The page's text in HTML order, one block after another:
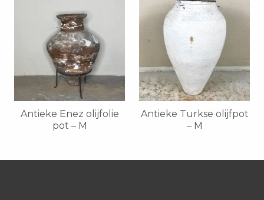
Antieke Enez olijfolie
pot – M
Antieke Turkse olijfpot
– M